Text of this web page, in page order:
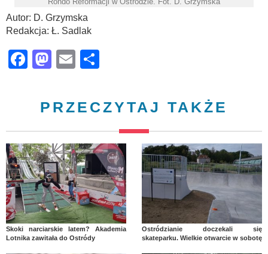
Autor: D. Grzymska
Redakcja: Ł. Sadlak
Facebook
Mastodon
Email
PRZECZYTAJ TAKŻE
Skoki narciarskie latem? Akademia
Lotnika zawitała do Ostródy
Ostródzianie doczekali się
skateparku. Wielkie otwarcie w sobotę